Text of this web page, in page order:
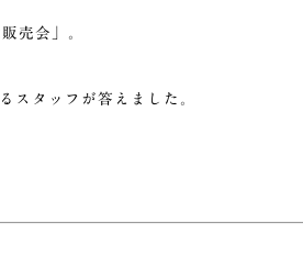
売会」。
スタッフが答えました。